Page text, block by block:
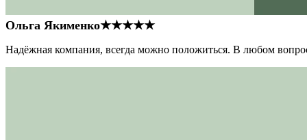
Ольга Якименко★★★★★
Надёжная компания, всегда можно положиться. В любом